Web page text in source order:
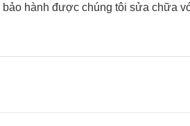
hành được chúng tôi sửa chữa